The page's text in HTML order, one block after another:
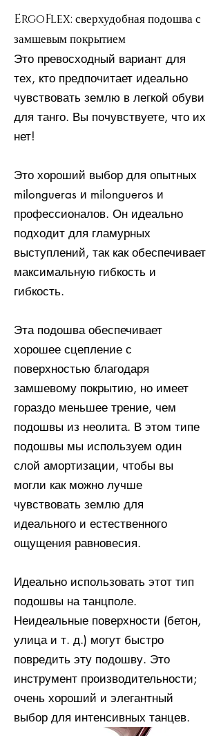
ErgoFlex: сверхудобная подошва с
замшевым покрытием
Это превосходный вариант для
тех, кто предпочитает идеально
чувствовать землю в легкой обуви
для танго. Вы почувствуете, что их
нет!
Это хороший выбор для опытных
milongueras и milongueros и
профессионалов. Он идеально
подходит для гламурных
выступлений, так как обеспечивает
максимальную гибкость и
гибкость.
Эта подошва обеспечивает
хорошее сцепление с
поверхностью благодаря
замшевому покрытию, но имеет
гораздо меньшее трение, чем
подошвы из неолита. В этом типе
подошвы мы используем один
слой амортизации, чтобы вы
могли как можно лучше
чувствовать землю для
идеального и естественного
ощущения равновесия.
Идеально использовать этот тип
подошвы на танцполе.
Неидеальные поверхности (бетон,
улица и т. д.) могут быстро
повредить эту подошву. Это
инструмент производительности;
очень хороший и элегантный
выбор для интенсивных танцев.